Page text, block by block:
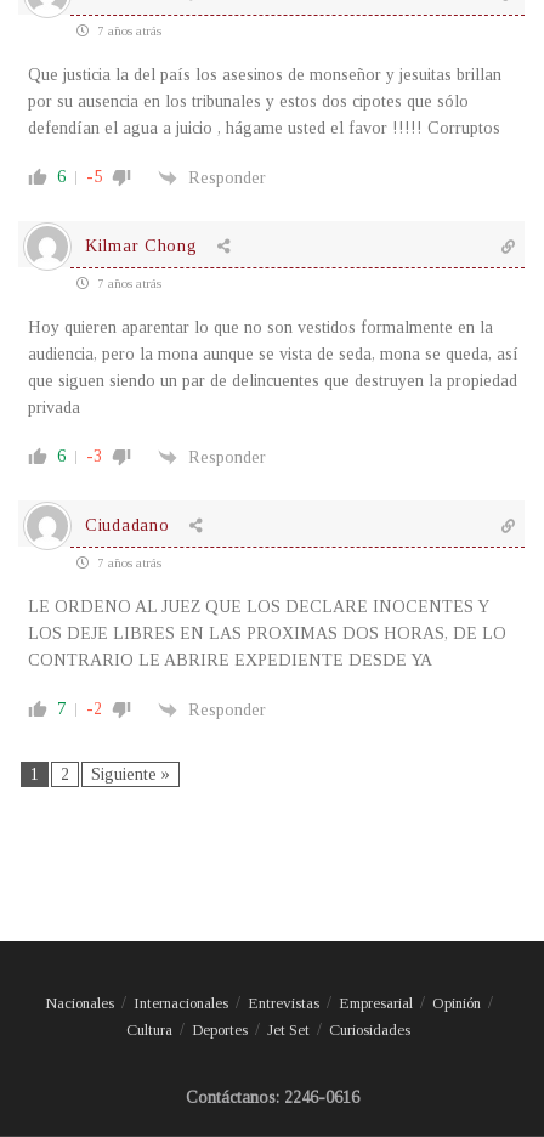
7 años atrás
Que justicia la del país los asesinos de monseñor y jesuitas brillan
por su ausencia en los tribunales y estos dos cipotes que sólo
defendían el agua a juicio , hágame usted el favor !!!!! Corruptos
6 -5 Responder
Kilmar Chong
7 años atrás
Hoy quieren aparentar lo que no son vestidos formalmente en la
audiencia, pero la mona aunque se vista de seda, mona se queda, así
que siguen siendo un par de delincuentes que destruyen la propiedad
privada
6 -3 Responder
Ciudadano
7 años atrás
LE ORDENO AL JUEZ QUE LOS DECLARE INOCENTES Y
LOS DEJE LIBRES EN LAS PROXIMAS DOS HORAS, DE LO
CONTRARIO LE ABRIRE EXPEDIENTE DESDE YA
7 -2 Responder
1 2 Siguiente »
Nacionales Internacionales Entrevistas Empresarial
Opinión
Cultura
Deportes Jet Set Curiosidades
Contáctanos: 2246-0616